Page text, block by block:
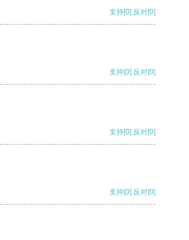
支持[0] 反对[0]
支持[0] 反对[0]
支持[0] 反对[0]
支持[0] 反对[0]